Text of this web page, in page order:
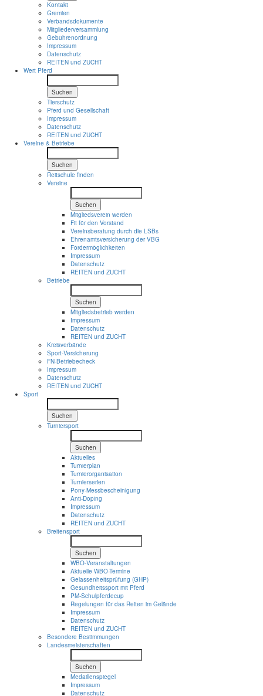
Kontakt
Gremien
Verbandsdokumente
Mitgliederversammlung
Gebührenordnung
Impressum
Datenschutz
REITEN und ZUCHT
Wert Pferd
Suchen
Tierschutz
Pferd und Gesellschaft
Impressum
Datenschutz
REITEN und ZUCHT
Vereine & Betriebe
Suchen
Reitschule finden
Vereine
Suchen
Mitgliedsverein werden
Fit für den Vorstand
Vereinsberatung durch die LSBs
Ehrenamtsversicherung der VBG
Fördermöglichkeiten
Impressum
Datenschutz
REITEN und ZUCHT
Betriebe
Suchen
Mitgliedsbetrieb werden
Impressum
Datenschutz
REITEN und ZUCHT
Kreisverbände
Sport-Versicherung
FN-Betriebecheck
Impressum
Datenschutz
REITEN und ZUCHT
Sport
Suchen
Turniersport
Suchen
Aktuelles
Turnierplan
Turnierorganisation
Turnierserien
Pony-Messbescheinigung
Anti-Doping
Impressum
Datenschutz
REITEN und ZUCHT
Breitensport
Suchen
WBO-Veranstaltungen
Aktuelle WBO-Termine
Gelassenheitsprüfung (GHP)
Gesundheitssport mit Pferd
PM-Schulpferdecup
Regelungen für das Reiten im Gelände
Impressum
Datenschutz
REITEN und ZUCHT
Besondere Bestimmungen
Landesmeisterschaften
Suchen
Medaillenspiegel
Impressum
Datenschutz